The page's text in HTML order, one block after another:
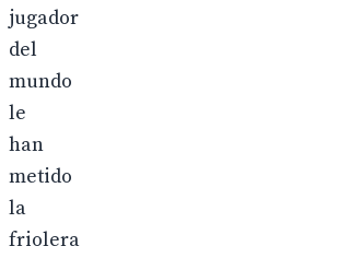
jugador
del
mundo
le
han
metido
la
friolera